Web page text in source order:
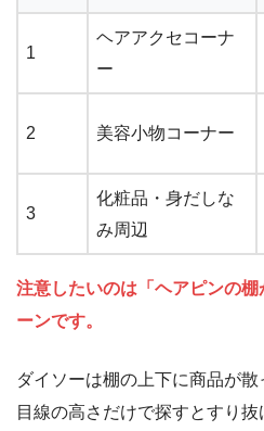
1
ヘアアクセコーナ
ー
2 美容小物コーナー
3
化粧品・身だしな
み周辺
注意したいのは「ヘアピンの
ーンです。
ダイソーは棚の上下に商品が散
目線の高さだけで探すとすり抜